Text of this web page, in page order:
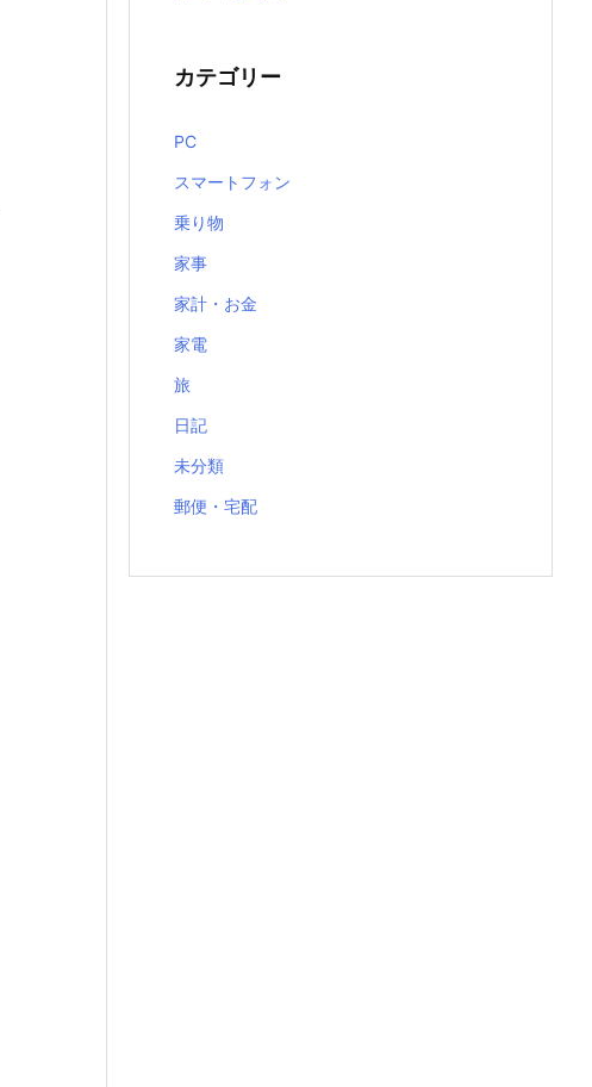
カテゴリー
PC
スマートフォン
乗り物
家事
家計・お金
家電
旅
日記
未分類
郵便・宅配